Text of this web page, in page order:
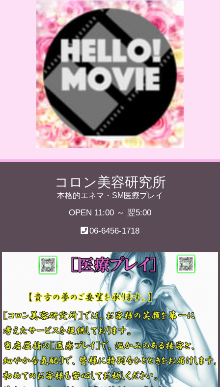
コロン美容研究所
本格的エネマ・SM医療プレイ
OPEN 11:00 ～ 翌5:00
06-6456-1718